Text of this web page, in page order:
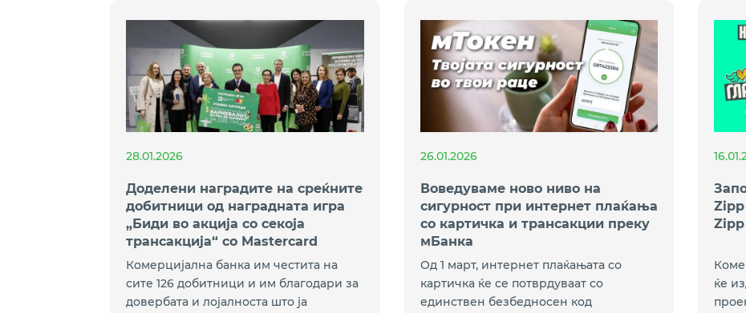
28.01.2026
Доделени наградите на среќните
добитници од наградната игра
„Биди во акција со секоја
трансакција“ со Mastercard
картичките на Комерцијална
банка
Комерцијална банка им честита на
сите 126 добитници и им благодари за
довербата и лојалноста што ја
26.01.2026
Воведуваме ново ниво на
сигурност при интернет плаќања
со картичка и трансакции преку
мБанка
Од 1 март, интернет плаќањата со
картичка ќе се потврдуваат со
единствен безбедносен код
Zipp
ќе